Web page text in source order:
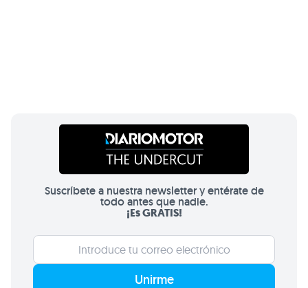
Suscríbete a nuestra newsletter y entérate de
todo antes que nadie.
¡Es GRATIS!
Unirme